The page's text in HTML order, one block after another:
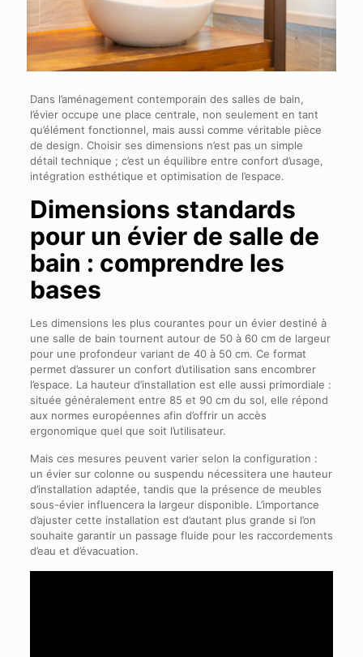
Dans l’aménagement contemporain des salles de bain,
l’évier occupe une place centrale, non seulement en tant
qu’élément fonctionnel, mais aussi comme véritable pièce
de design. Choisir ses dimensions n’est pas un simple
détail technique ; c’est un équilibre entre confort d’usage,
intégration esthétique et optimisation de l’espace.
Dimensions standards
pour un évier de salle de
bain : comprendre les
bases
Les dimensions les plus courantes pour un évier destiné à
une salle de bain tournent autour de 50 à 60 cm de largeur
pour une profondeur variant de 40 à 50 cm. Ce format
permet d’assurer un confort d’utilisation sans encombrer
l’espace. La hauteur d’installation est elle aussi primordiale :
située généralement entre 85 et 90 cm du sol, elle répond
aux normes européennes afin d’offrir un accès
ergonomique quel que soit l’utilisateur.
Mais ces mesures peuvent varier selon la configuration :
un évier sur colonne ou suspendu nécessitera une hauteur
d’installation adaptée, tandis que la présence de meubles
sous-évier influencera la largeur disponible. L’importance
d’ajuster cette installation est d’autant plus grande si l’on
souhaite garantir un passage fluide pour les raccordements
d’eau et d’évacuation.